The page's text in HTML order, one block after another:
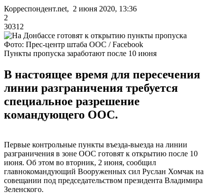
Корреспондент.net, 2 июня 2020, 13:36
2
30312
Фото: Прес-центр штаба ООС / Facebook
Пункты пропуска заработают после 10 июня
В настоящее время для пересечения
линии разграничения требуется
специальное разрешение
командующего ООС.
Первые контрольные пункты въезда-выезда на линии
разграничения в зоне ООС готовят к открытию после 10
июня. Об этом во вторник, 2 июня, сообщил
главнокомандующий Вооруженных сил Руслан Хомчак на
совещании под председательством президента Владимира
Зеленского.